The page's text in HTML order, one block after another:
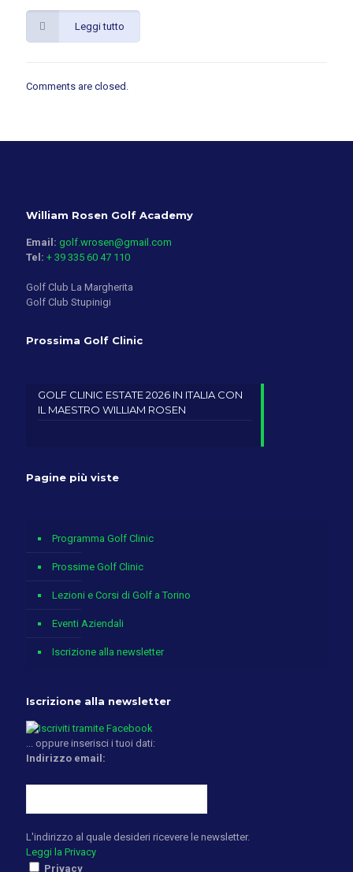
Leggi tutto
Comments are closed.
William Rosen Golf Academy
Email: golf.wrosen@gmail.com
Tel: + 39 335 60 47 110
Golf Club La Margherita
Golf Club Stupinigi
Prossima Golf Clinic
GOLF CLINIC ESTATE 2026 IN ITALIA CON
IL MAESTRO WILLIAM ROSEN
Pagine più viste
Programma Golf Clinic
Prossime Golf Clinic
Lezioni e Corsi di Golf a Torino
Eventi Aziendali
Iscrizione alla newsletter
Iscrizione alla newsletter
... oppure inserisci i tuoi dati:
Indirizzo email:
L'indirizzo al quale desideri ricevere le newsletter.
Leggi la Privacy
Privacy